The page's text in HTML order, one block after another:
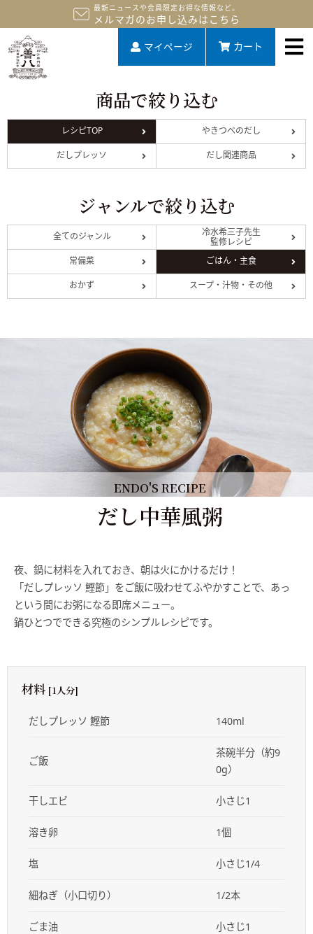
最新ニュースや会員限定お得な情報など。
メルマガのお申し込みはこちら
マイページ カート
商品で絞り込む
レシピTOP やきつべのだし
だしプレッソ だし関連商品
ジャンルで絞り込む
全てのジャンル
冷水希三子先生
監修レシピ
常備菜
ごはん・主食
おかず スープ・汁物・その他
ENDO'S RECIPE
だし中華風粥
夜、鍋に材料を入れておき、朝は火にかけるだけ！
「だしプレッソ 鰹節」をご飯に吸わせてふやかすことで、あっ
という間にお粥になる即席メニュー。
鍋ひとつでできる究極のシンプルレシピです。
材料 [1人分]
だしプレッソ 鰹節 140ml
ご飯
茶碗半分（約9
0g）
干しエビ 小さじ1
溶き卵 1個
塩 小さじ1/4
細ねぎ（小口切り） 1/2本
ごま油 小さじ1